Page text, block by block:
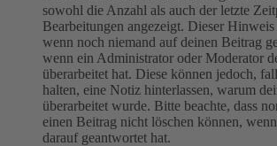
sowohl die Anzahl als auch der letzte
Bearbeitungen angezeigt. Dieser
wenn noch niemand auf deinen Beitrag
wenn ein Administrator oder Moderator
überarbeitet hat. Diese können jedoch,
halten, eine Notiz hinterlassen, warum
überarbeitet wurde. Bitte beachte, dass
einen Beitrag nicht löschen können,
darauf geantwortet hat.